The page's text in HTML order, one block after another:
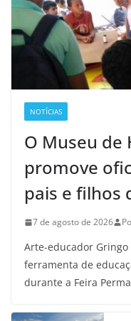
NOTÍCIAS
O Museu de
promove
pais e filhos
7 de agosto de 2026
Arte-educador
ferramenta de
durante a Feira